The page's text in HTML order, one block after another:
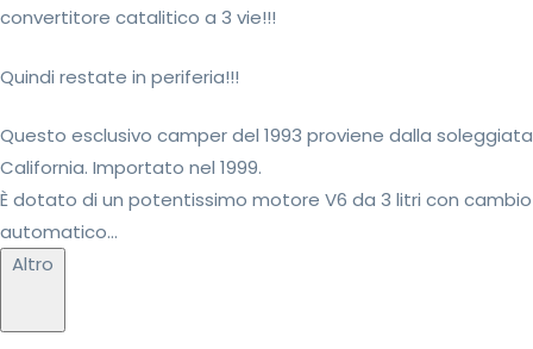
convertitore catalitico a 3 vie!!!
Quindi restate in periferia!!!
Questo esclusivo camper del 1993 proviene dalla soleggiata
California. Importato nel 1999.
È dotato di un potentissimo motore V6 da 3 litri con cambio
automatico...
Altro